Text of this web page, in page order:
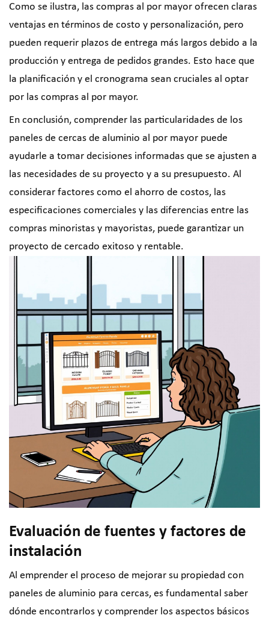
Como se ilustra, las compras al por mayor ofrecen claras
ventajas en términos de costo y personalización, pero
pueden requerir plazos de entrega más largos debido a la
producción y entrega de pedidos grandes. Esto hace que
la planificación y el cronograma sean cruciales al optar
por las compras al por mayor.
En conclusión, comprender las particularidades de los
paneles de cercas de aluminio al por mayor puede
ayudarle a tomar decisiones informadas que se ajusten a
las necesidades de su proyecto y a su presupuesto. Al
considerar factores como el ahorro de costos, las
especificaciones comerciales y las diferencias entre las
compras minoristas y mayoristas, puede garantizar un
proyecto de cercado exitoso y rentable.
Evaluación de fuentes y factores de
instalación
Al emprender el proceso de mejorar su propiedad con
paneles de aluminio para cercas, es fundamental saber
dónde encontrarlos y comprender los aspectos básicos